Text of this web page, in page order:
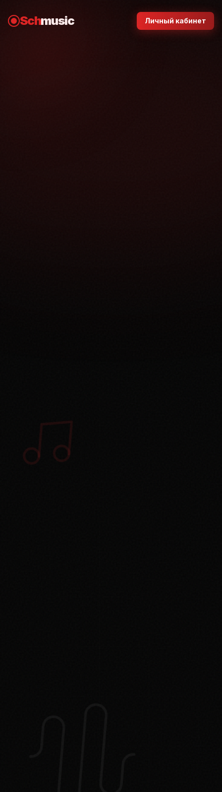
Schmusic Личный кабинет